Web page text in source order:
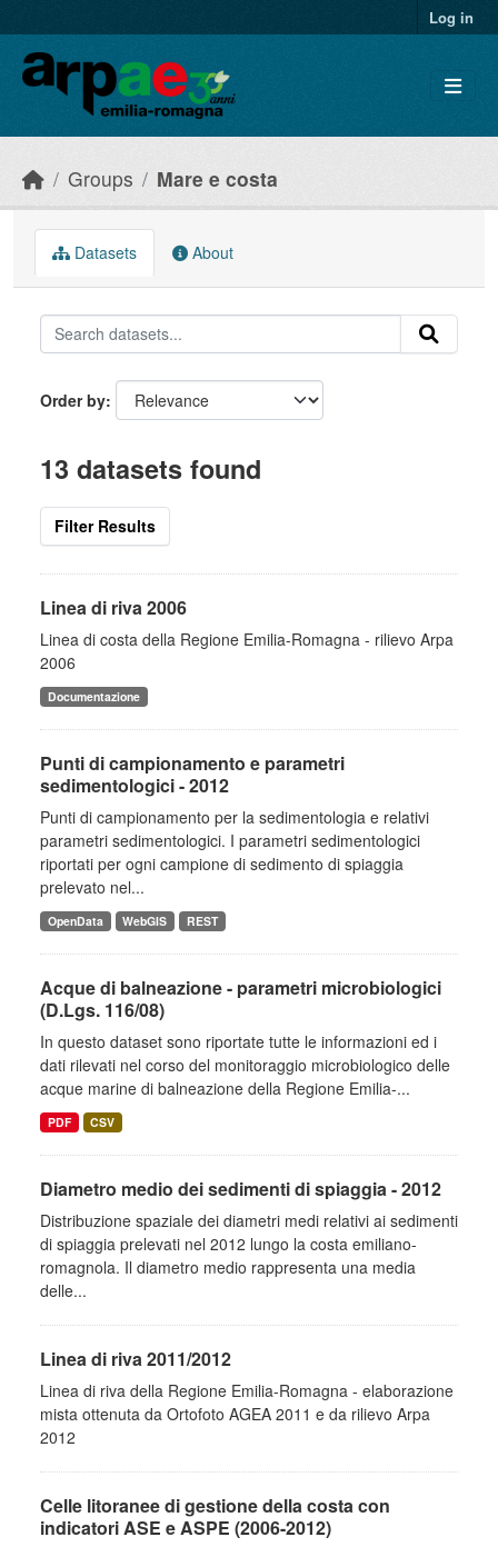
Log in
Groups Mare e costa
Datasets About
Order by
13 datasets found
Filter Results
Linea di riva 2006
Linea di costa della Regione Emilia-Romagna - rilievo Arpa
2006
Documentazione
Punti di campionamento e parametri
sedimentologici - 2012
Punti di campionamento per la sedimentologia e relativi
parametri sedimentologici. I parametri sedimentologici
riportati per ogni campione di sedimento di spiaggia
prelevato nel...
OpenData WebGIS REST
Acque di balneazione - parametri microbiologici
(D.Lgs. 116/08)
In questo dataset sono riportate tutte le informazioni ed i
dati rilevati nel corso del monitoraggio microbiologico delle
acque marine di balneazione della Regione Emilia-...
PDF CSV
Diametro medio dei sedimenti di spiaggia - 2012
Distribuzione spaziale dei diametri medi relativi ai sedimenti
di spiaggia prelevati nel 2012 lungo la costa emiliano-
romagnola. Il diametro medio rappresenta una media
delle...
Linea di riva 2011/2012
Linea di riva della Regione Emilia-Romagna - elaborazione
mista ottenuta da Ortofoto AGEA 2011 e da rilievo Arpa
2012
Celle litoranee di gestione della costa con
indicatori ASE e ASPE (2006-2012)